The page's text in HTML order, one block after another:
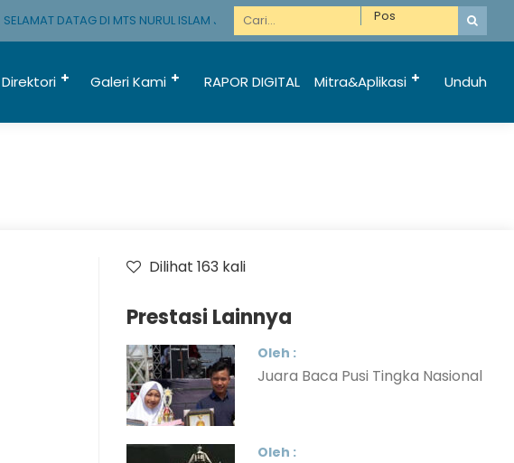
SELAMAT DATAG DI MTS NURUL ISLAM JATIREJO KUNIR LUMAJANG
Direktori Galeri Kami RAPOR DIGITAL Mitra&Aplikasi Unduh
Dilihat 163 kali
Prestasi Lainnya
Oleh :
Juara Baca Pusi Tingka Nasional
Oleh :